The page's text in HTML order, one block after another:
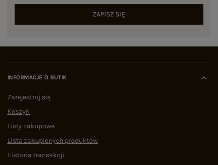
ZAPISZ SIĘ
INFORMACJE O BUTIK
Zarejestruj się
Koszyk
Listy zakupowe
Lista zakupionych produktów
Historia transakcji